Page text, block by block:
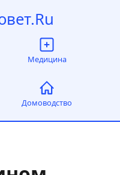
Медицина
Домоводство